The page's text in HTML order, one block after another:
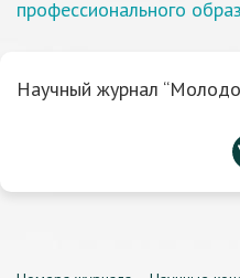
профессионального
Научный журнал